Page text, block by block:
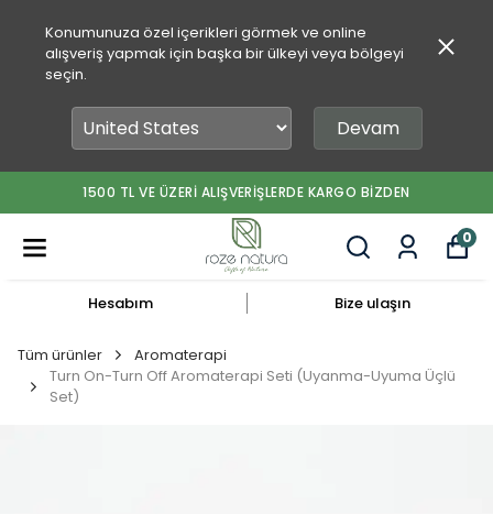
Konumunuza özel içerikleri görmek ve online
alışveriş yapmak için başka bir ülkeyi veya bölgeyi
seçin.
Devam
1500 TL VE ÜZERİ ALIŞVERİŞLERDE KARGO BİZDEN
0
Hesabım Bize ulaşın
Tüm ürünler
Aromaterapi
Turn On-Turn Off Aromaterapi Seti (Uyanma-Uyuma Üçlü
Set)